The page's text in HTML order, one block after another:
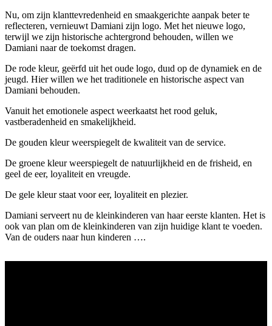
Nu, om zijn klanttevredenheid en smaakgerichte aanpak beter te
reflecteren, vernieuwt Damiani zijn logo. Met het nieuwe logo,
terwijl we zijn historische achtergrond behouden, willen we
Damiani naar de toekomst dragen.
De rode kleur, geërfd uit het oude logo, duıd op de dynamiek en de
jeugd. Hier willen we het traditionele en historische aspect van
Damiani behouden.
Vanuit het emotionele aspect weerkaatst het rood geluk,
vastberadenheid en smakelijkheid.
De gouden kleur weerspiegelt de kwaliteit van de service.
De groene kleur weerspiegelt de natuurlijkheid en de frisheid, en
geel de eer, loyaliteit en vreugde.
De gele kleur staat voor eer, loyaliteit en plezier.
Damiani serveert nu de kleinkinderen van haar eerste klanten. Het is
ook van plan om de kleinkinderen van zijn huidige klant te voeden.
Van de ouders naar hun kinderen ….